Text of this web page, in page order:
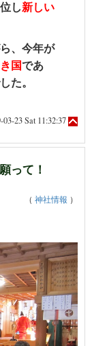
し新しい
、今年が
国であ
た。
23 Sat 11:32:37
って！
（ 神社情報 ）